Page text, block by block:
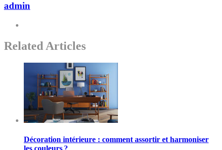
admin
Related Articles
Décoration intérieure : comment assortir et harmoniser
les couleurs ?